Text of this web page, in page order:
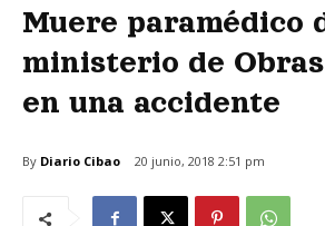
Muere paramédico
ministerio de
en una accidente
By Diario Cibao 20 junio, 2018 2:51 pm